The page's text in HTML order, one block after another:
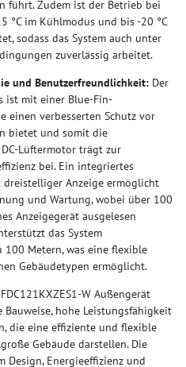
führt. Zudem ist der Betrieb bei
°C im Kühlmodus und bis -20 °C
sodass das System auch unter
zuverlässig arbeitet.
und Benutzerfreundlichkeit: Der
ist mit einer Blue-Fin-
einen verbesserten Schutz vor
bietet und somit die
Lüftermotor trägt zur
bei. Ein integriertes
dreistelliger Anzeige ermöglicht
und Wartung, wobei über 100
Anzeigegerät ausgelesen
das System
100 Metern, was eine flexible
Gebäudetypen ermöglicht.
W Außengerät
hohe Leistungsfähigkeit
die eine effiziente und flexible
Gebäude darstellen. Die
Design, Energieeffizienz und